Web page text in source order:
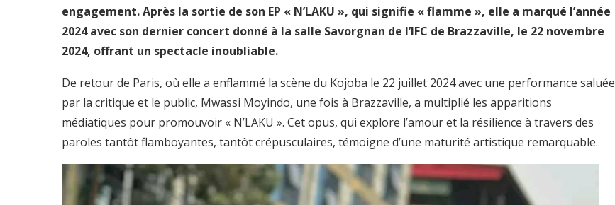
engagement. Après la sortie de son EP « N’LAKU », qui signifie « flamme », elle a marqué l’année
2024 avec son dernier concert donné à la salle Savorgnan de l’IFC de Brazzaville, le 22 novembre
2024, offrant un spectacle inoubliable.
De retour de Paris, où elle a enflammé la scène du Kojoba le 22 juillet 2024 avec une performance saluée
par la critique et le public, Mwassi Moyindo, une fois à Brazzaville, a multiplié les apparitions
médiatiques pour promouvoir « N’LAKU ». Cet opus, qui explore l’amour et la résilience à travers des
paroles tantôt flamboyantes, tantôt crépusculaires, témoigne d’une maturité artistique remarquable.